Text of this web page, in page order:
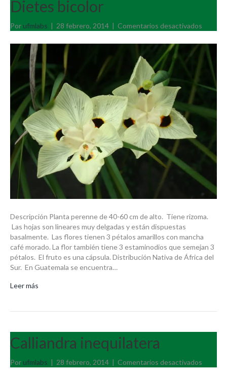
Dietes bicolor
Por ufmlabs | 28 febrero, 2014 | Comentarios desactivados
bicolor
Descripción Planta perenne de 40-60 cm de alto. Tiene rizoma.
Las hojas son lineares muy delgadas y están dispuestas
basalmente. Las flores tienen 3 pétalos amarillos con mancha
café morado. La flor también tiene 3 estaminodios que semejan 3
pétalos. El fruto es una cápsula. Distribución Nativa de África del
Sur. En Guatemala se encuentra…
Leer más
Calliandra inequilatera
Por ufmlabs | 28 febrero, 2014 | Comentarios desactivados